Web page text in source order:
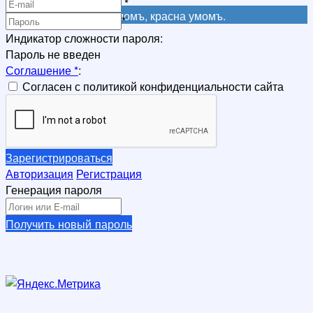
Не красна книга письмомъ, красна умомъ.
*
*
Индикатор сложности пароля:
Пароль не введен
Соглашение*:
Согласен с политикой конфиденциальности сайта
Зарегистрироваться
Авторизация Регистрация
Генерация пароля
Получить новый пароль